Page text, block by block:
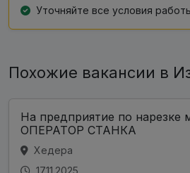
Уточняйте все условия
Похожие вакансии в
На предприятие по нарезке
ОПЕРАТОР СТАНКА
Хедера